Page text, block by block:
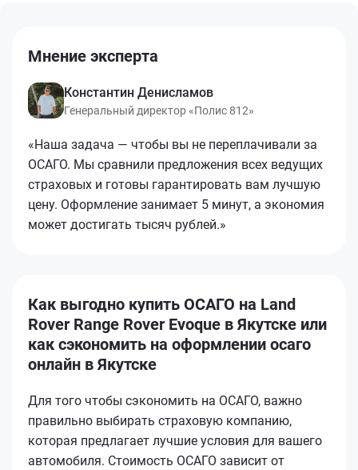
Мнение эксперта
Константин Денисламов
Генеральный директор «Полис 812»
«Наша задача — чтобы вы не переплачивали за
ОСАГО. Мы сравнили предложения всех ведущих
страховых и готовы гарантировать вам лучшую
цену. Оформление занимает 5 минут, а экономия
может достигать тысяч рублей.»
Как выгодно купить ОСАГО на Land
Rover Range Rover Evoque в Якутске или
как сэкономить на оформлении осаго
онлайн в Якутске
Для того чтобы сэкономить на ОСАГО, важно
правильно выбирать страховую компанию,
которая предлагает лучшие условия для вашего
автомобиля. Стоимость ОСАГО зависит от